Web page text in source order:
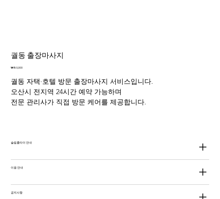
궐동 출장마사지
가
₩80,000
궐동 자택·호텔 방문 출장마사지 서비스입니다.
오산시 전지역 24시간 예약 가능하며
전문 관리사가 직접 방문 케어를 제공합니다.
슬림홈타이 안내
이용 안내
공지사항